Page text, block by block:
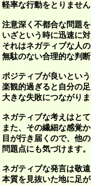
軽率な行動をとりませ
注意深く不都合な問題
いざという時に迅速に
それはネガティブな人
無駄のない合理的な判
ポジティブが良いとい
楽観的過ぎると自分の
大きな失敗につながり
ネガティブな考えはと
また、その繊細な感覚
目が行き届くので、他
問題点にも気づけます。
ネガティブな発言は敬
本質を見抜いた地に足